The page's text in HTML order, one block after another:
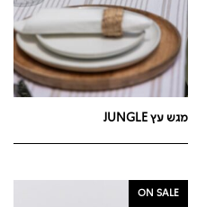
מגש עץ JUNGLE
ON SALE